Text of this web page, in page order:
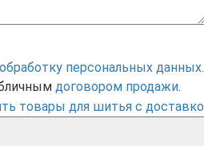
обработку персональных данных.
договором продажи.